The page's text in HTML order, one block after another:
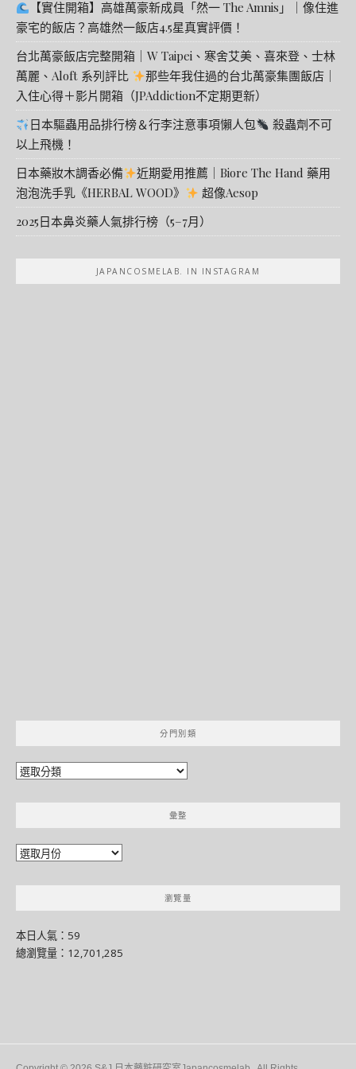
【實住開箱】高雄萬豪新成員「然一 The Amnis」｜像住進
豪宅的飯店？高雄然一飯店4.5星真實評價！
台北萬豪飯店完整開箱｜W Taipei、寒舍艾美、喜來登、士林
萬麗、Aloft 系列評比
那些年我住過的台北萬豪集團飯店｜
入住心得＋影片開箱（JPAddiction不定期更新）
日本驅蟲用品排行榜＆行李注意事項懶人包
殺蟲劑不可
以上飛機！
日本藥妝木調香必備
近期愛用推薦｜Biore The Hand 藥用
泡泡洗手乳《HERBAL WOOD》
超像Aesop
2025日本鼻炎藥人氣排行榜（5–7月）
JAPANCOSMELAB. IN INSTAGRAM
分門別類
分
別
彙整
彙
瀏覽量
本日人氣：59
總瀏覽量：12,701,285